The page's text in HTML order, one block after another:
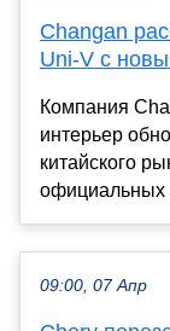
Changan
Uni-V с
Компания
интерьер
китайского
официальных
09:00, 07 Апр